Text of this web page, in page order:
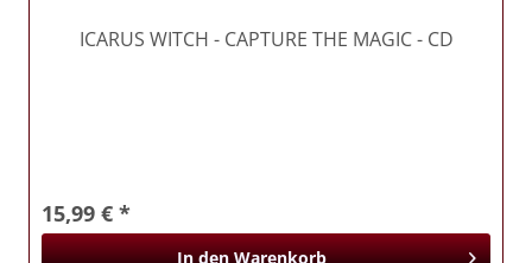
ICARUS WITCH - CAPTURE THE MAGIC - CD
15,99 € *
In den Warenkorb